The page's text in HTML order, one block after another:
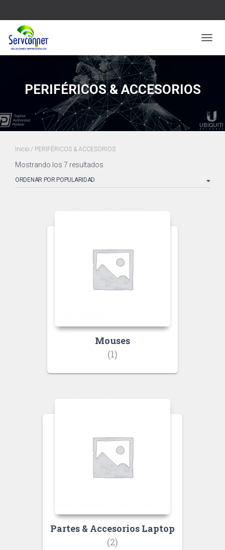
PERIFÉRICOS & ACCESORIOS
Inicio / PERIFÉRICOS & ACCESORIOS
Mostrando los 7 resultados
Mouses
(1)
Partes & Accesorios Laptop
(2)